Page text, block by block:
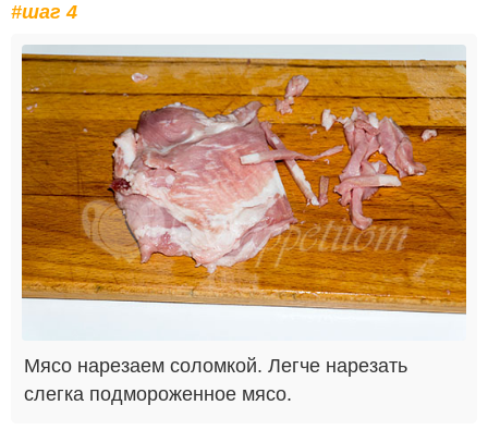
#шаг 4
Мясо нарезаем соломкой. Легче нарезать
слегка подмороженное мясо.